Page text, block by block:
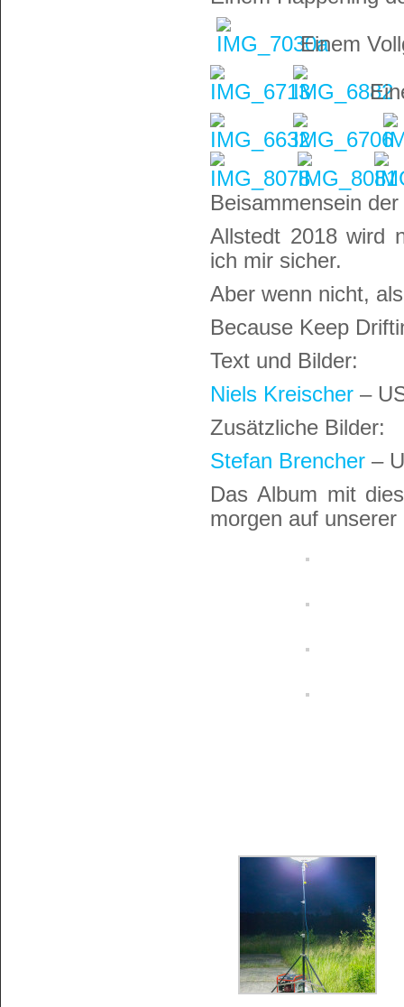
Einem
Beisammensein
Allstedt 2018 wird
ich mir sicher.
Aber wenn nicht,
Because Keep
Text und Bilder:
Niels Kreischer–
Zusätzliche Bilder:
Stefan Brencher–
Das Album mit
morgen auf unserer